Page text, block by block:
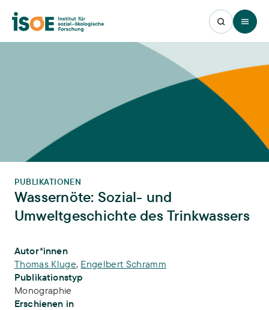
Open
PUBLIKATIONEN
Wassernöte: Sozial- und
Umweltgeschichte des Trinkwassers
Publikations-Infos
Autor*innen
Thomas Kluge, Engelbert Schramm
Publikationstyp
Monographie
Erschienen in